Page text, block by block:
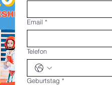
Email *
Telefon
Geburtstag *